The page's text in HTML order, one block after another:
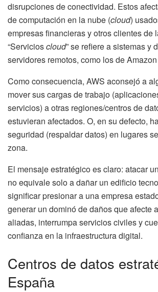
disrupciones de conectividad. Estos
de computación en la nube (cloud)
empresas financieras y otros clientes de
“Servicioscloud” se refiere a sistemas y
servidores remotos, como los de
Como consecuencia, AWS aconsejó a
mover sus cargas de trabajo
servicios) a otras regiones/centros de
estuvieran afectados. O, en su defecto,
seguridad (respaldar datos) en lugares
zona.
El mensaje estratégico es claro: atacar
no equivale solo a dañar un edificio
significar presionar a una empresa
generar un dominó de daños que afecte
aliadas, interrumpa servicios civiles y
confianza en la infraestructura digital.
Centros de datos
España